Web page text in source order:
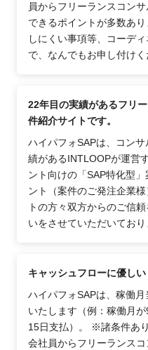
員からフリーランスコン
できるポイントが多数あ
しにくい事項等、コーデ
で、なんでもお申し付けく
22年目の実績があるフリ
件紹介サイトです。
ハイパフォSAPは、コン
績があるINTLOOPが運営
ント向けの「SAP特化型
ント（案件のご発注企業
トの方々双方からのご信
いをさせていただいており
キャッシュフローに優し
ハイパフォSAPは、稼働
いたします（例：稼働月
15日支払）。 ※諸条件あ
会社員からフリーランス